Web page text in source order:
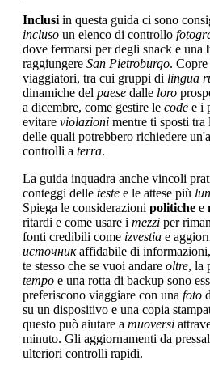
Inclusi in questa guida ci sono
incluso un elenco di controllo
dove fermarsi per degli snack e una
raggiungere San Pietroburgo.
viaggiatori, tra cui gruppi di lingua
dinamiche del paese dalle loro
a dicembre, come gestire le code e i
evitare violazioni mentre ti sposti tra
delle quali potrebbero richiedere
controlli a terra.
La guida inquadra anche vincoli
conteggi delle teste e le attese più
Spiega le considerazioni politiche e
ritardi e come usare i mezzi per
fonti credibili come izvestia e
источникaffidabile di
te stesso che se vuoi andare oltre, la
tempo e una rotta di backup sono
preferiscono viaggiare con una foto
su un dispositivo e una copia
questo può aiutare a muoversi
minuto. Gli aggiornamenti da
ulteriori controlli rapidi.